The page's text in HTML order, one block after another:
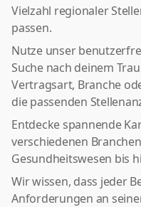
Vielzahl regionaler
passen.
Nutze unser
Suche nach deinem
Vertragsart, Branche
die passenden
Entdecke spannende
verschiedenen
Gesundheitswesen bis
Wir wissen, dass jeder
Anforderungen an